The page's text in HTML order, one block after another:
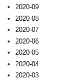
2020-09
2020-08
2020-07
2020-06
2020-05
2020-04
2020-03